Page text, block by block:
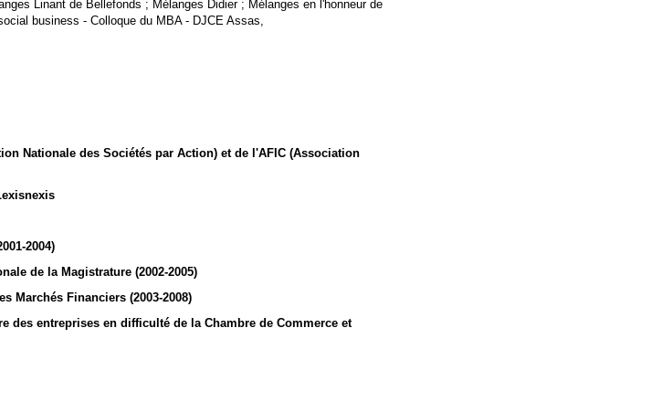
Linant de Bellefonds ; Mélanges Didier ; Mélanges en l'honneur de
business - Colloque du MBA - DJCE Assas,
Nationale des Sociétés par Action) et de l'AFIC (Association
2004)
de la Magistrature (2002-2005)
Marchés Financiers (2003-2008)
des entreprises en difficulté de la Chambre de Commerce et